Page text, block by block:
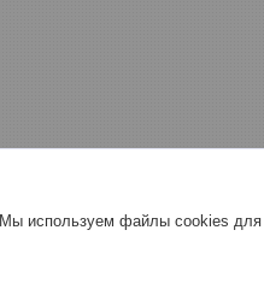
Мы используем файлы cookies для